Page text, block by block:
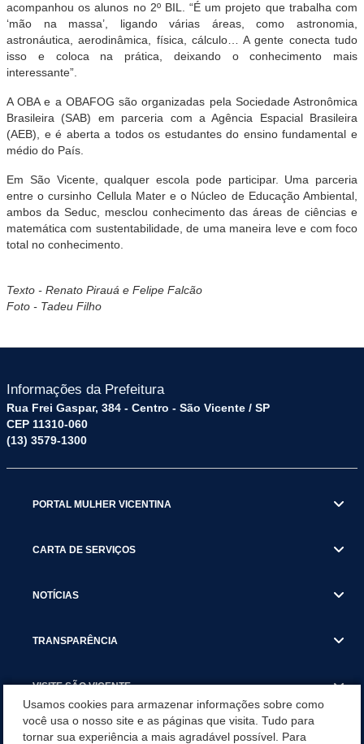
acompanhou os alunos no 2º BIL. “É um projeto que trabalha com
‘mão na massa’, ligando várias áreas, como astronomia,
astronáutica, aerodinâmica, física, cálculo… A gente conecta tudo
isso e coloca na prática, deixando o conhecimento mais
interessante”.
A OBA e a OBAFOG são organizadas pela Sociedade Astronômica
Brasileira (SAB) em parceria com a Agência Espacial Brasileira
(AEB), e é aberta a todos os estudantes do ensino fundamental e
médio do País.
Em São Vicente, qualquer escola pode participar. Uma parceria
entre o cursinho Cellula Mater e o Núcleo de Educação Ambiental,
ambos da Seduc, mesclou conhecimento das áreas de ciências e
matemática com sustentabilidade, de uma maneira leve e com foco
total no conhecimento.
Texto - Renato Pirauá e Felipe Falcão
Foto - Tadeu Filho
Informações da Prefeitura
Rua Frei Gaspar, 384 - Centro - São Vicente / SP
CEP 11310-060
(13) 3579-1300
PORTAL MULHER VICENTINA
CARTA DE SERVIÇOS
NOTÍCIAS
TRANSPARÊNCIA
VISITE SÃO VICENTE
Usamos cookies para armazenar informações sobre como
você usa o nosso site e as páginas que visita. Tudo para
tornar sua experiência a mais agradável possível. Para